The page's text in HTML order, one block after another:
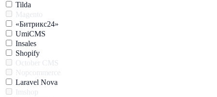
Tilda
Magento
«Битрикс24»
UmiCMS
Insales
Shopify
October CMS
Nopcommerce
Laravel Nova
Imshop